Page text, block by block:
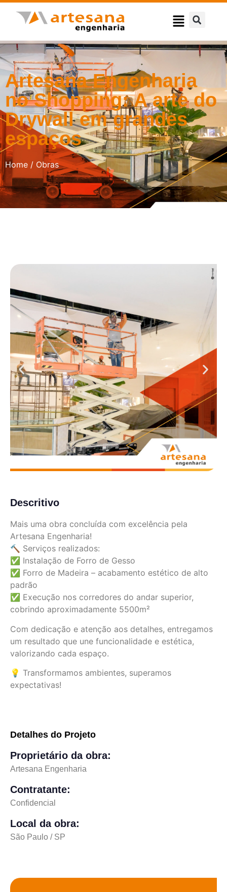
Artesana Engenharia
no Shopping: A arte do
Drywall em grandes
espaços
Home / Obras
Detalhes do Projeto
Proprietário da obra:
Artesana Engenharia
Contratante:
Confidencial
Local da obra:
São Paulo / SP
Descritivo
Mais uma obra concluída com excelência pela
Artesana Engenharia!
🔨 Serviços realizados:
✅ Instalação de Forro de Gesso
✅ Forro de Madeira – acabamento estético de alto
padrão
✅ Execução nos corredores do andar superior,
cobrindo aproximadamente 5500m²
Com dedicação e atenção aos detalhes, entregamos
um resultado que une funcionalidade e estética,
valorizando cada espaço.
💡 Transformamos ambientes, superamos
expectativas!